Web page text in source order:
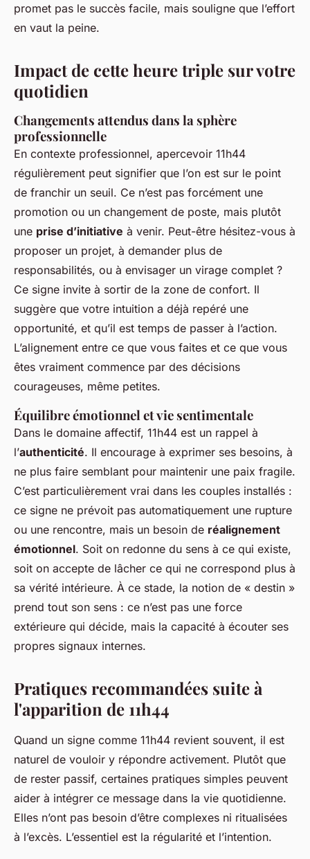
promet pas le succès facile, mais souligne que l’effort
en vaut la peine.
Impact de cette heure triple sur votre
quotidien
Changements attendus dans la sphère
professionnelle
En contexte professionnel, apercevoir 11h44
régulièrement peut signifier que l’on est sur le point
de franchir un seuil. Ce n’est pas forcément une
promotion ou un changement de poste, mais plutôt
une prise d’initiative à venir. Peut-être hésitez-vous à
proposer un projet, à demander plus de
responsabilités, ou à envisager un virage complet ?
Ce signe invite à sortir de la zone de confort. Il
suggère que votre intuition a déjà repéré une
opportunité, et qu’il est temps de passer à l’action.
L’alignement entre ce que vous faites et ce que vous
êtes vraiment commence par des décisions
courageuses, même petites.
Équilibre émotionnel et vie sentimentale
Dans le domaine affectif, 11h44 est un rappel à
l’authenticité. Il encourage à exprimer ses besoins, à
ne plus faire semblant pour maintenir une paix fragile.
C’est particulièrement vrai dans les couples installés :
ce signe ne prévoit pas automatiquement une rupture
ou une rencontre, mais un besoin de réalignement
émotionnel. Soit on redonne du sens à ce qui existe,
soit on accepte de lâcher ce qui ne correspond plus à
sa vérité intérieure. À ce stade, la notion de « destin »
prend tout son sens : ce n’est pas une force
extérieure qui décide, mais la capacité à écouter ses
propres signaux internes.
Pratiques recommandées suite à
l'apparition de 11h44
Quand un signe comme 11h44 revient souvent, il est
naturel de vouloir y répondre activement. Plutôt que
de rester passif, certaines pratiques simples peuvent
aider à intégrer ce message dans la vie quotidienne.
Elles n’ont pas besoin d’être complexes ni ritualisées
à l’excès. L’essentiel est la régularité et l’intention.